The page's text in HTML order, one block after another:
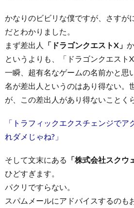
かなりのビビリな僕ですが、さすが
だとわかりました。
まず差出人
「ドラゴンクエストX」
というよりも、「ドラゴンクエスト
一瞬、超有名なゲームの名前かと思
名が差出人というのはあり得ない。
が、この差出人があり得ないことく
「トラフィックエクスチェンジでア
れダメじゃね?」
そして文末にある 「株式会社スクウ
ひどすぎます。
パクリですらない。
スパムメールにアドバイスするのも